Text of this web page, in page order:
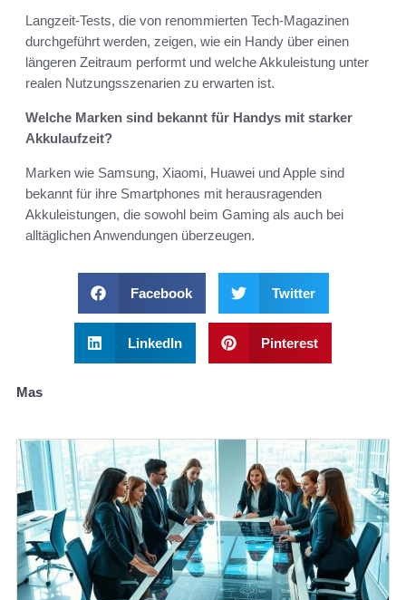
Langzeit-Tests, die von renommierten Tech-Magazinen
durchgeführt werden, zeigen, wie ein Handy über einen
längeren Zeitraum performt und welche Akkuleistung unter
realen Nutzungsszenarien zu erwarten ist.
Welche Marken sind bekannt für Handys mit starker
Akkulaufzeit?
Marken wie Samsung, Xiaomi, Huawei und Apple sind
bekannt für ihre Smartphones mit herausragenden
Akkuleistungen, die sowohl beim Gaming als auch bei
alltäglichen Anwendungen überzeugen.
Facebook Twitter
LinkedIn Pinterest
Mas